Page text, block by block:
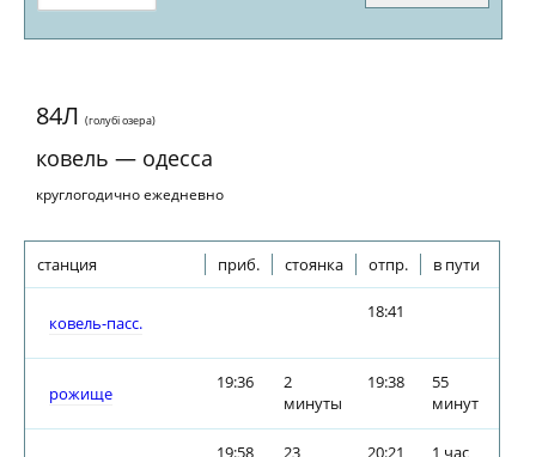
84Л (голубi озера)
ковель — одесса
круглогодично ежедневно
станция приб. стоянка отпр. в пути
ковель-пасс.
18:41
рожище
19:36
2
минуты
19:38
55
минут
19:58 23 20:21 1 час